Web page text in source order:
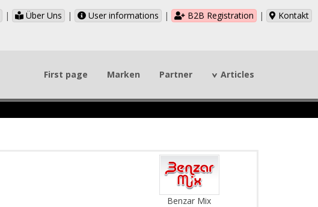
| Über Uns | User informations | B2B Registration | Kontakt
First page Marken Partner Articles
Benzar Mix